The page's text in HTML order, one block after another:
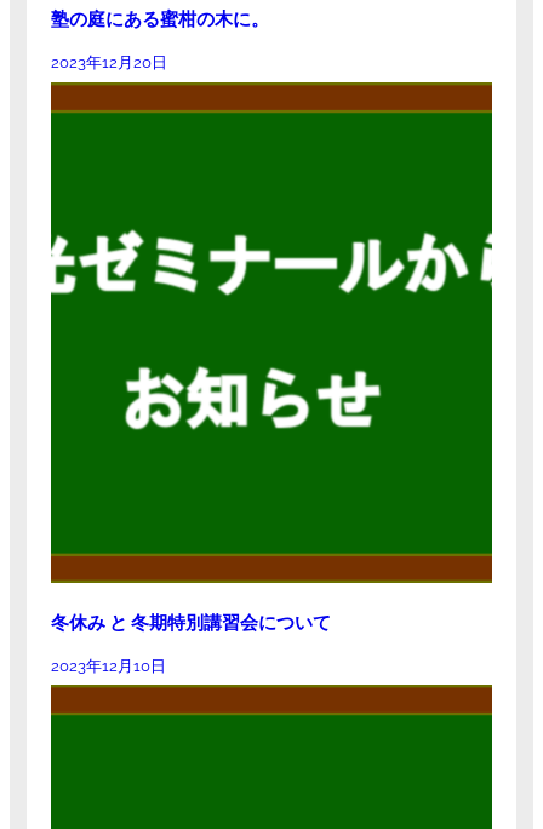
塾の庭にある蜜柑の木に。
2023年12月20日
冬休み と 冬期特別講習会について
2023年12月10日